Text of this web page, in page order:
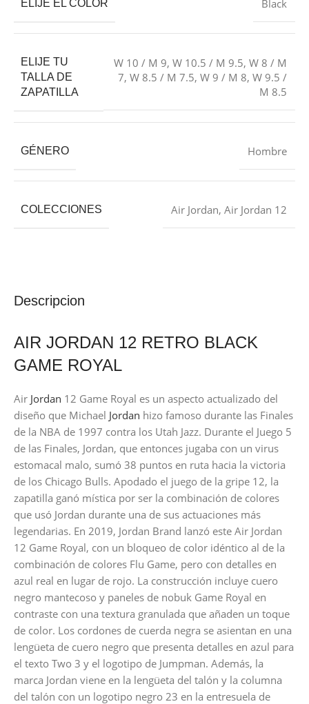
Descripcion
AIR JORDAN 12 RETRO BLACK
GAME ROYAL
Air Jordan 12 Game Royal es un aspecto actualizado del
diseño que Michael Jordan hizo famoso durante las Finales
de la NBA de 1997 contra los Utah Jazz. Durante el Juego 5
de las Finales, Jordan, que entonces jugaba con un virus
estomacal malo, sumó 38 puntos en ruta hacia la victoria
de los Chicago Bulls. Apodado el juego de la gripe 12, la
zapatilla ganó mística por ser la combinación de colores
que usó Jordan durante una de sus actuaciones más
legendarias. En 2019, Jordan Brand lanzó este Air Jordan
12 Game Royal, con un bloqueo de color idéntico al de la
combinación de colores Flu Game, pero con detalles en
azul real en lugar de rojo. La construcción incluye cuero
negro mantecoso y paneles de nobuk Game Royal en
contraste con una textura granulada que añaden un toque
de color. Los cordones de cuerda negra se asientan en una
lengüeta de cuero negro que presenta detalles en azul para
el texto Two 3 y el logotipo de Jumpman. Además, la
marca Jordan viene en la lengüeta del talón y la columna
del talón con un logotipo negro 23 en la entresuela de
ELIJE EL COLOR Black
ELIJE TU
TALLA DE
ZAPATILLA
W 10 / M 9, W 10.5 / M 9.5, W 8 / M
7, W 8.5 / M 7.5, W 9 / M 8, W 9.5 /
M 8.5
GÉNERO Hombre
COLECCIONES Air Jordan, Air Jordan 12